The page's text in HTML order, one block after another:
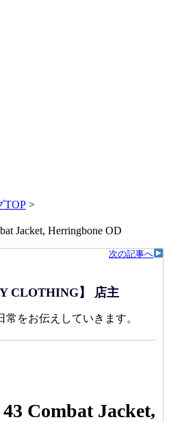
TOP >
Jacket, Herringbone OD
次の記事へ
CLOTHING】 店主
常をお伝えしていきます。
Combat Jacket,